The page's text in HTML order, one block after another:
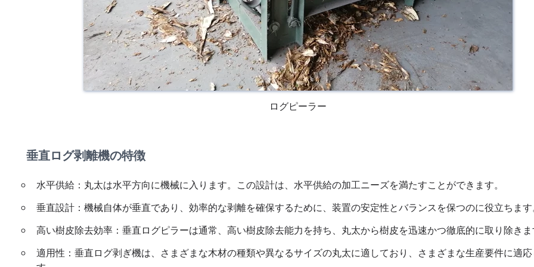
ログピーラー
垂直ログ剥離機の特徴
水平供給：丸太は水平方向に機械に入ります。この設計は、水平供給の加工ニーズを満たすことができます。
垂直設計：機械自体が垂直であり、効率的な剥離を確保するために、装置の安定性とバランスを保つのに役立ちます
高い樹皮除去効率：垂直ログピラーは通常、高い樹皮除去能力を持ち、丸太から樹皮を迅速かつ徹底的に取り除きま
適用性：垂直ログ剥ぎ機は、さまざまな木材の種類や異なるサイズの丸太に適しており、さまざまな生産要件に適応